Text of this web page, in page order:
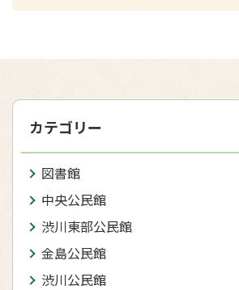
カテゴリー
図書館
中央公民館
渋川東部公民館
金島公民館
渋川公民館